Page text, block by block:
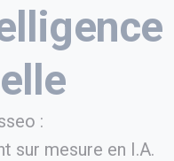
:
sur mesure en I.A.